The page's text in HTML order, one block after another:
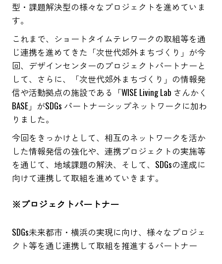
型・課題解決型の様々なプロジェクトを進めていま
す。
これまで、ショートタイムテレワークの取組等を通
じ連携を進めてきた「次世代郊外まちづくり」が今
回、デザインセンターのプロジェクトパートナーと
して、さらに、「次世代郊外まちづくり」の情報発
信や活動拠点の施設である「WISE Living Lab さんかく
BASE」がSDGs パートナーシップネットワークに加わ
りました。
今回をきっかけとして、相互のネットワークを活か
した情報発信の強化や、連携プロジェクトの実施等
を通じて、地域課題の解決、そして、SDGsの達成に
向けて連携して取組を進めていきます。
※プロジェクトパートナー
SDGs未来都市・横浜の実現に向け、様々なプロジェ
クト等を通じ連携して取組を推進するパートナー